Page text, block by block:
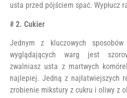
usta przed pójściem spać. Wypłucz
# 2. Cukier
Jednym z kluczowych
wyglądających warg jest
zwalniasz usta z martwych
najlepiej. Jedną z najłatwiejszych
zrobienie mikstury z cukru i oliwy z